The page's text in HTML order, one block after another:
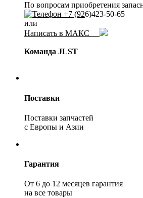
По вопросам приобретения
+7 (926)423-50-65
или
Написать в МАКС
Команда JLST
Поставки
Поставки запчастей
с Европы и Азии
Гарантия
От 6 до 12 месяцев гарантия
на все товары